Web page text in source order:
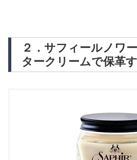
２．サフィールノワ
タークリームで保革